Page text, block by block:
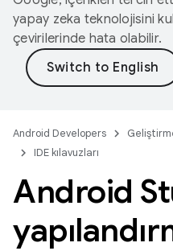
yapay zeka teknolojisini
çevirilerinde hata olabilir.
Android Developers
IDE kılavuzları
Android